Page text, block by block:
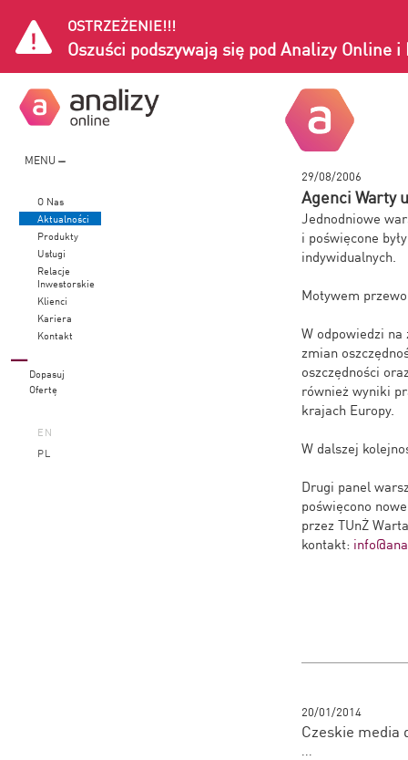
OSTRZEŻENIE!!!
Oszuści podszywają się pod Analizy Online i
MENU
O Nas
Aktualności
Produkty
Usługi
Relacje
Inwestorskie
Klienci
Kariera
Kontakt
Dopasuj
Ofertę
EN
PL
29/08/2006
Agenci Warty
Jednodniowe
i poświęcone
indywidualnych.
Motywem
W odpowiedzi
zmian
oszczędności
również wyniki
krajach Europy.
W dalszej
Drugi panel
poświęcono
przez TUnŻ
kontakt:
20/01/2014
Czeskie media
...